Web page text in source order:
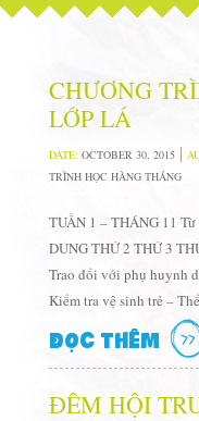
CHƯƠNG
LỚP LÁ
DATE: OCTOBER 30, 2015
TRÌNH HỌC HÀNG THÁNG
TUẦN 1 – THÁNG 11
DUNG THỨ 2 THỨ 3
Trao đổi với phụ huynh
Kiểm tra vệ sinh trẻ –
ĐỌC THÊM
ĐÊM HỘI